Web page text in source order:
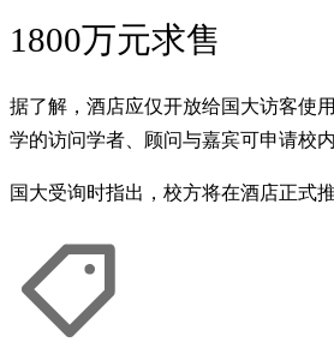
1800万元求售
据了解，酒店应仅开放给国大访客使
学的访问学者、顾问与嘉宾可申请校
国大受询时指出，校方将在酒店正式